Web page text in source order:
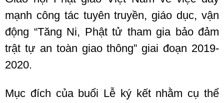
mạnh công tác tuyên truyền, giáo dục, vận
động “Tăng Ni, Phật tử tham gia bảo đảm
trật tự an toàn giao thông” giai đoạn 2019-
2020.
Mục đích của buổi Lễ ký kết nhằm cụ thể